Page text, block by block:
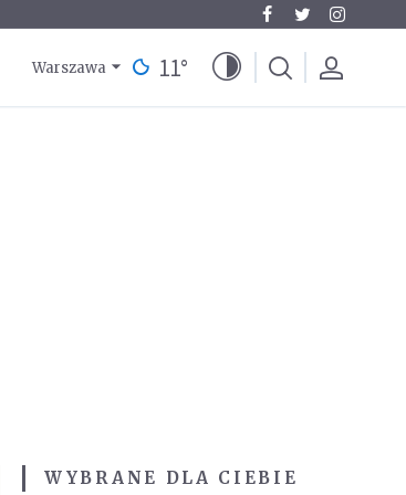
Warszawa 11°
WYBRANE DLA CIEBIE